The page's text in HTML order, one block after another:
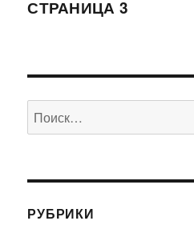
Навигация
записям
СТРАНИЦА 3
Искать:
РУБРИКИ